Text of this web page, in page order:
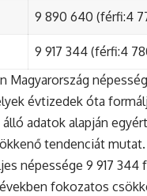
9 890 640 (férfi:4
9 917 344 (férfi:4
Magyarország
évtizedek óta
adatok alapján
tendenciát mutat.
népessége 9 917
fokozatos